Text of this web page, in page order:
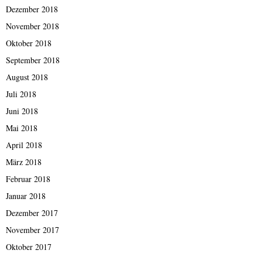
Dezember 2018
November 2018
Oktober 2018
September 2018
August 2018
Juli 2018
Juni 2018
Mai 2018
April 2018
März 2018
Februar 2018
Januar 2018
Dezember 2017
November 2017
Oktober 2017